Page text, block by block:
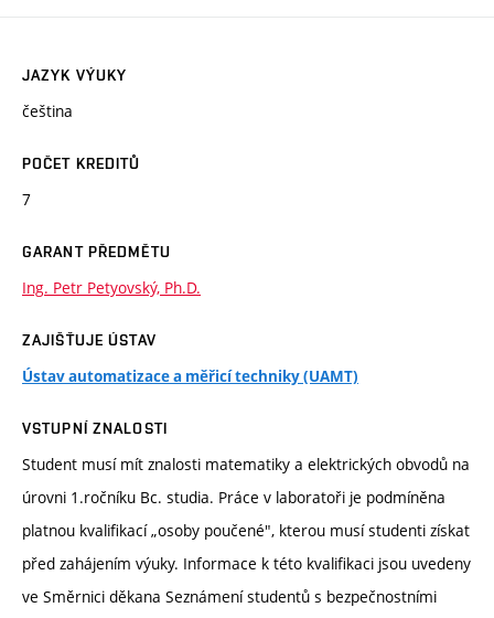
JAZYK VÝUKY
čeština
POČET KREDITŮ
7
GARANT PŘEDMĚTU
Ing. Petr Petyovský, Ph.D.
ZAJIŠŤUJE ÚSTAV
Ústav automatizace a měřicí techniky (UAMT)
VSTUPNÍ ZNALOSTI
Student musí mít znalosti matematiky a elektrických obvodů na
úrovni 1.ročníku Bc. studia. Práce v laboratoři je podmíněna
platnou kvalifikací „osoby poučené", kterou musí studenti získat
před zahájením výuky. Informace k této kvalifikaci jsou uvedeny
ve Směrnici děkana Seznámení studentů s bezpečnostními